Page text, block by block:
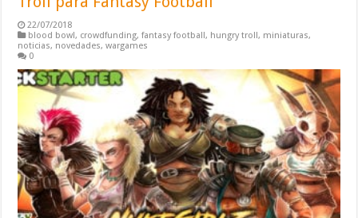
22/07/2018
blood bowl, crowdfunding,fantasy football, hungry troll, miniaturas,
noticias, novedades,wargames
0